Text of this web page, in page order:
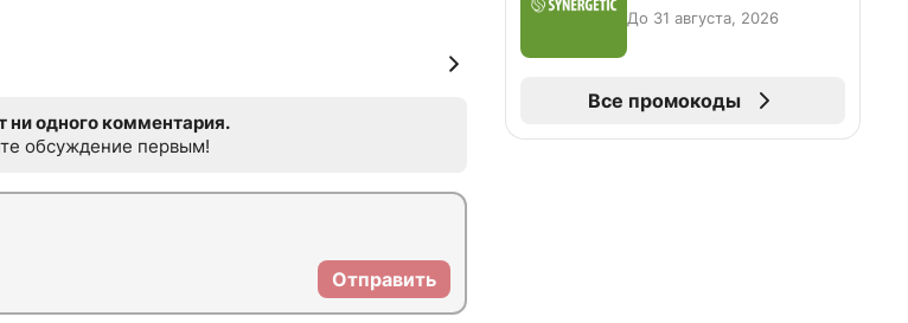
ни одного комментария.
обсуждение первым!
Отправить
До 31 августа, 2026
Все промокоды